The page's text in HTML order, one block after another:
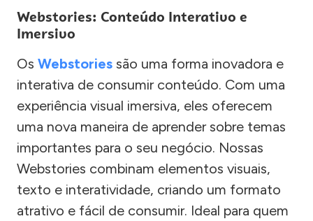
Webstories: Conteúdo Interativo e
Imersivo
Os Webstories são uma forma inovadora e
interativa de consumir conteúdo. Com uma
experiência visual imersiva, eles oferecem
uma nova maneira de aprender sobre temas
importantes para o seu negócio. Nossas
Webstories combinam elementos visuais,
texto e interatividade, criando um formato
atrativo e fácil de consumir. Ideal para quem